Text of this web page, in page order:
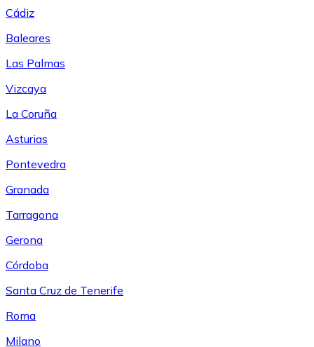
Cádiz
Baleares
Las Palmas
Vizcaya
La Coruña
Asturias
Pontevedra
Granada
Tarragona
Gerona
Córdoba
Santa Cruz de Tenerife
Roma
Milano